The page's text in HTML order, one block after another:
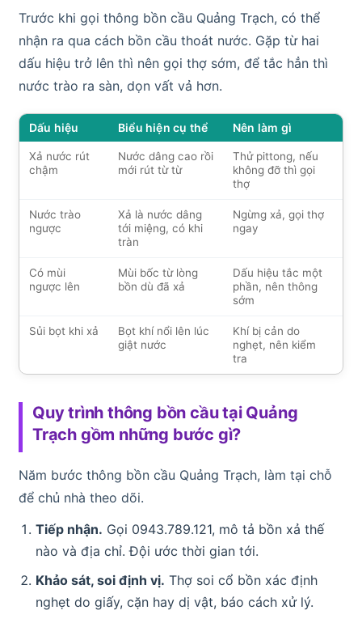
Trước khi gọi thông bồn cầu Quảng Trạch, có thể
nhận ra qua cách bồn cầu thoát nước. Gặp từ hai
dấu hiệu trở lên thì nên gọi thợ sớm, để tắc hẳn thì
nước trào ra sàn, dọn vất vả hơn.
Dấu hiệu Biểu hiện cụ thể Nên làm gì
Xả nước rút
chậm
Nước dâng cao rồi
mới rút từ từ
Thử pittong, nếu
không đỡ thì gọi
thợ
Nước trào
ngược
Xả là nước dâng
tới miệng, có khi
tràn
Ngừng xả, gọi thợ
ngay
Có mùi
ngược lên
Mùi bốc từ lòng
bồn dù đã xả
Dấu hiệu tắc một
phần, nên thông
sớm
Sủi bọt khi xả
Bọt khí nổi lên lúc
giật nước
Khí bị cản do
nghẹt, nên kiểm
tra
Quy trình thông bồn cầu tại Quảng
Trạch gồm những bước gì?
Năm bước thông bồn cầu Quảng Trạch, làm tại chỗ
để chủ nhà theo dõi.
Tiếp nhận. Gọi 0943.789.121, mô tả bồn xả thế
nào và địa chỉ. Đội ước thời gian tới.
Khảo sát, soi định vị. Thợ soi cổ bồn xác định
nghẹt do giấy, cặn hay dị vật, báo cách xử lý.